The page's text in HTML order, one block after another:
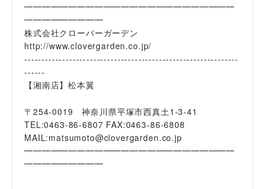
━━━━━━━━━━━━━━━━━━━━━━━━
━━━━━━━━━
株式会社クローバーガーデン
http://www.clovergarden.co.jp/
--------------------------------------------------------------
------
【湘南店】松本翼
〒254-0019 神奈川県平塚市西真土1-3-41
TEL:0463-86-6807 FAX:0463-86-6808
MAIL:matsumoto@clovergarden.co.jp
━━━━━━━━━━━━━━━━━━━━━━━━
━━━━━━━━━